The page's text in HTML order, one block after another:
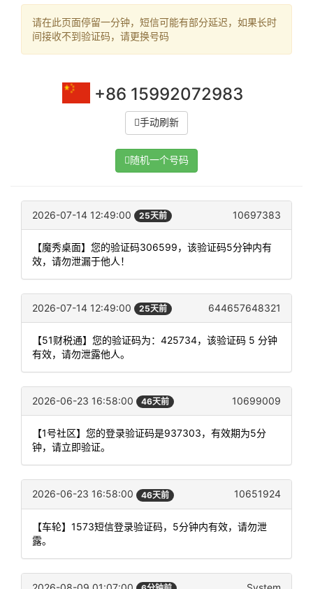
请在此页面停留一分钟，短信可能有部分延迟，如果长时
间接收不到验证码，请更换号码
+86 15992072983
手动刷新
随机一个号码
2026-07-14 12:49:00 25天前 10697383
【魔秀桌面】您的验证码306599，该验证码5分钟内有
效，请勿泄漏于他人！
2026-07-14 12:49:00 25天前 644657648321
【51财税通】您的验证码为：425734，该验证码 5 分钟
有效，请勿泄露他人。
2026-06-23 16:58:00 46天前 10699009
【1号社区】您的登录验证码是937303，有效期为5分
钟，请立即验证。
2026-06-23 16:58:00 46天前 10651924
【车轮】1573短信登录验证码，5分钟内有效，请勿泄
露。